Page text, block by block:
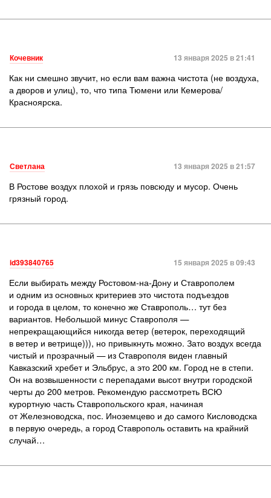
Кочевник 13 января 2025 в 21:41
Как ни смешно звучит, но если вам важна чистота (не воздуха,
а дворов и улиц), то, что типа Тюмени или Кемерова/
Красноярска.
Светлана 13 января 2025 в 21:57
В Ростове воздух плохой и грязь повсюду и мусор. Очень
грязный город.
id393840765 15 января 2025 в 09:43
Если выбирать между Ростовом-на-Дону и Ставрополем
и одним из основных критериев это чистота подъездов
и города в целом, то конечно же Ставрополь… тут без
вариантов. Небольшой минус Ставрополя —
непрекращающийся никогда ветер (ветерок, переходящий
в ветер и ветрище))), но привыкнуть можно. Зато воздух всегда
чистый и прозрачный — из Ставрополя виден главный
Кавказский хребет и Эльбрус, а это 200 км. Город не в степи.
Он на возвышенности с перепадами высот внутри городской
черты до 200 метров. Рекомендую рассмотреть ВСЮ
курортную часть Ставропольского края, начиная
от Железноводска, пос. Иноземцево и до самого Кисловодска
в первую очередь, а город Ставрополь оставить на крайний
случай…